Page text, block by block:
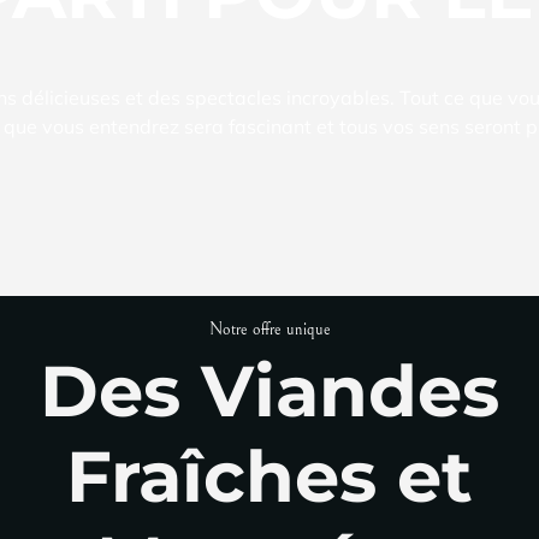
Notre offre unique
Des Viandes
Fraîches et